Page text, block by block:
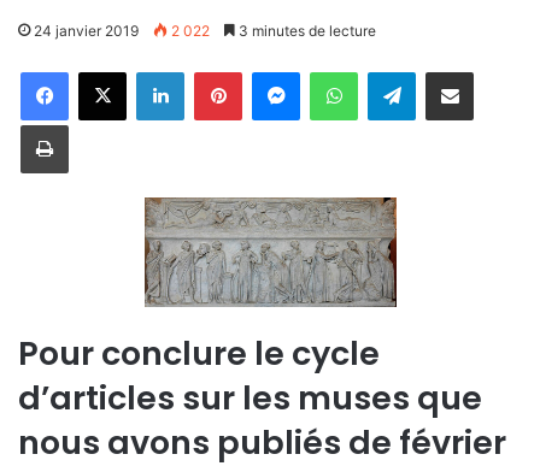
24 janvier 2019 2 022 3 minutes de lecture
LinkedinPinterestMessengerWhatsAppTelegramPartager par email
Imprimer
Pour conclure le cycle
d’articles sur les muses que
nous avons publiés de février